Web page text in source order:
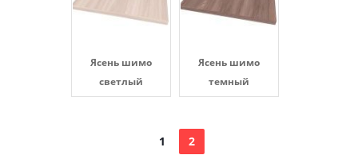
Ясень шимо
светлый
Ясень шимо
темный
1 2